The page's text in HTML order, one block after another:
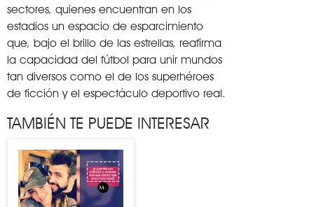
sectores, quienes encuentran en los
estadios un espacio de esparcimiento
que, bajo el brillo de las estrellas, reafirma
la capacidad del fútbol para unir mundos
tan diversos como el de los superhéroes
de ficción y el espectáculo deportivo real.
TAMBIÉN TE PUEDE INTERESAR